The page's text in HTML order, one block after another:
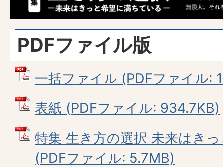
PDFファイル版
一括ファイル (PDFファイル:
表紙 (PDFファイル: 934.7KB)
特集 生き方の選択 未来はき
(PDFファイル: 5.7MB)